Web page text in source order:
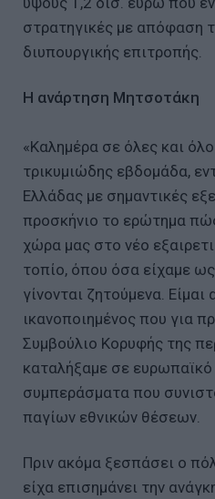
στρατηγικές με απόφαση
διυπουργικής επιτροπής.
Η ανάρτηση Μητσοτάκη
«Καλημέρα σε όλες και
τρικυμιώδης εβδομάδα,
Ελλάδας με σημαντικές
προσκήνιο το ερώτημα
χώρα μας στο νέο
τοπίο, όπου όσα είχαμε
γίνονται ζητούμενα. Είμαι
ικανοποιημένος που για
Συμβούλιο Κορυφής της
καταλήξαμε σε
συμπεράσματα που
παγίων εθνικών θέσεων.
Πριν ακόμα ξεσπάσει ο
είχα επισημάνει την